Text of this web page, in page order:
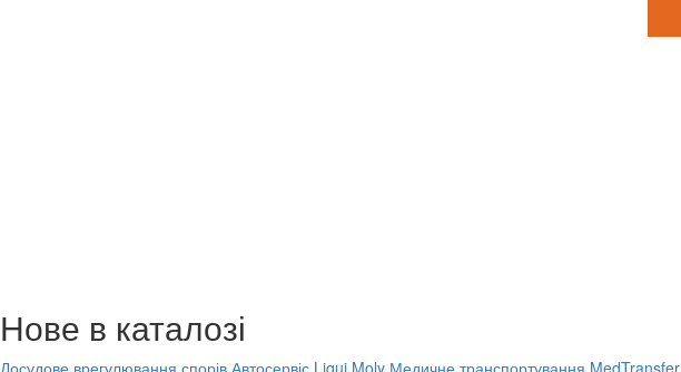
Нове в каталозі
Досудове врегулювання спорів Автосервіс Liqui Moly Медичне транспортування MedTransfer